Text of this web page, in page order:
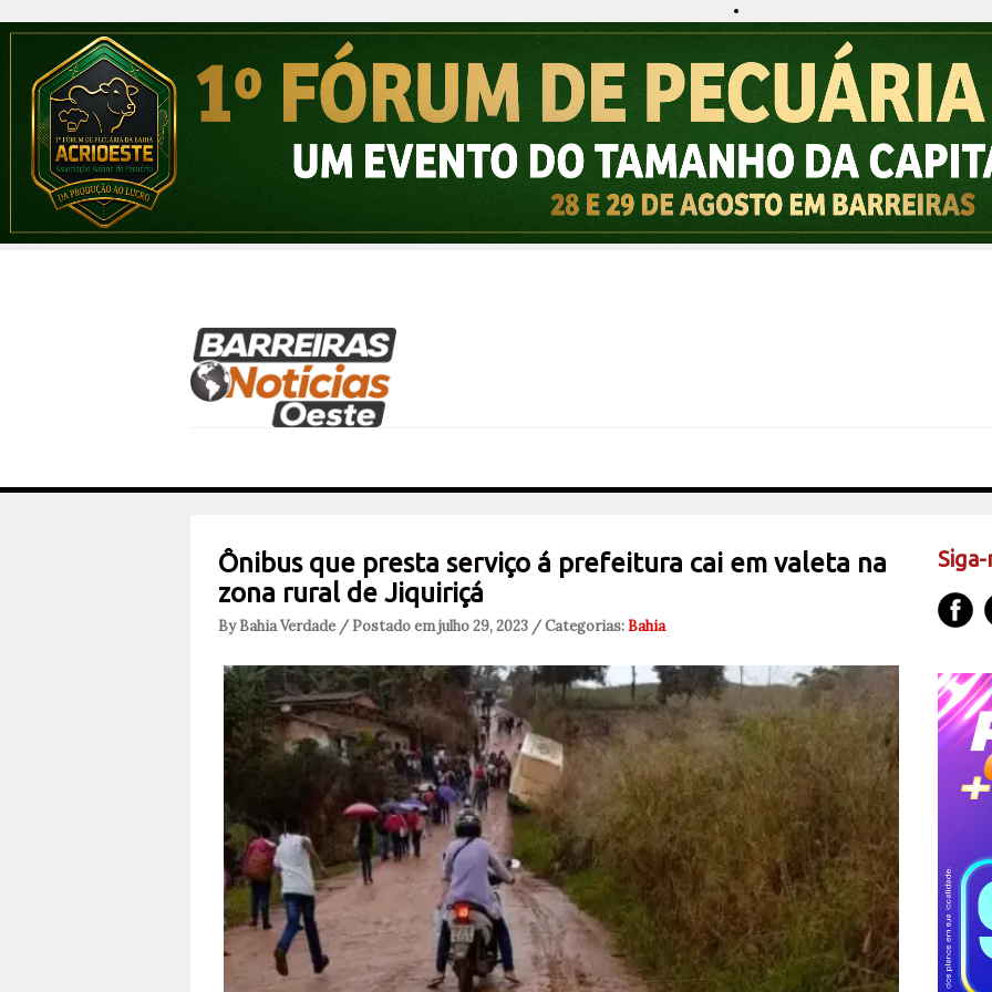
Ônibus que presta serviço á prefeitura cai em valeta na
zona rural de Jiquiriçá
By Bahia Verdade / Postado em julho 29, 2023 / Categorias:Bahia